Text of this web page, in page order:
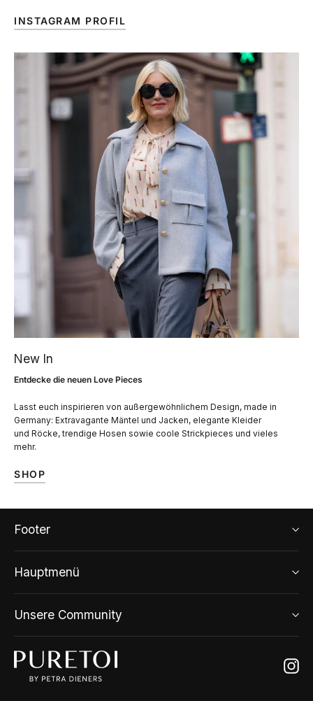
INSTAGRAM PROFIL
New In
Entdecke die neuen Love Pieces
Lasst euch inspirieren von außergewöhnlichem Design, made in
Germany: Extravagante Mäntel und Jacken, elegante Kleider
und Röcke, trendige Hosen sowie coole Strickpieces und vieles
mehr.
SHOP
Footer
Hauptmenü
Unsere Community